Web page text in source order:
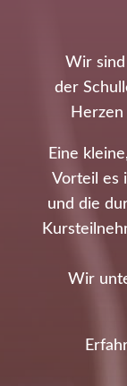
Wir
der
Eine
Vorteil es
und die
Wir